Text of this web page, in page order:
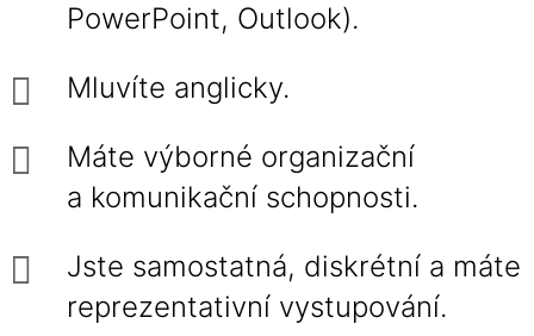
PowerPoint, Outlook).
Mluvíte anglicky.
Máte výborné organizační
a komunikační schopnosti.
Jste samostatná, diskrétní a máte
reprezentativní vystupování.